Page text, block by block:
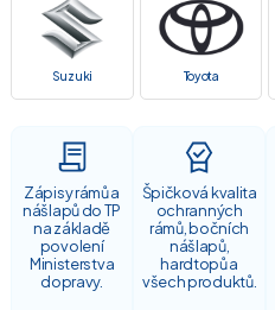
Zápisy rámů a
nášlapů do TP
na základě
povolení
Ministerstva
dopravy.
Špičková kvalita
ochranných
rámů, bočních
nášlapů,
hardtopů a
všech produktů.
Suzuki Toyota